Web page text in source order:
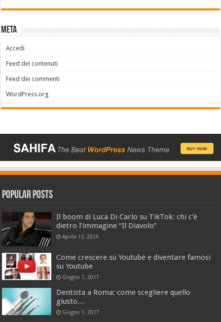
Meta
Accedi
Feed dei contenuti
Feed dei commenti
WordPress.org
Popular Posts
Il boom di Luca Di Carlo su TikTok: chi c’è
dietro l’immagine “Il Diavolo”
Aprile 13, 2026
Come crescere su Youtube e diventare famosi
su Youtube
Giugno 1, 2017
Dentista a Roma: come scegliere quello
giusto…
Giugno 1, 2017